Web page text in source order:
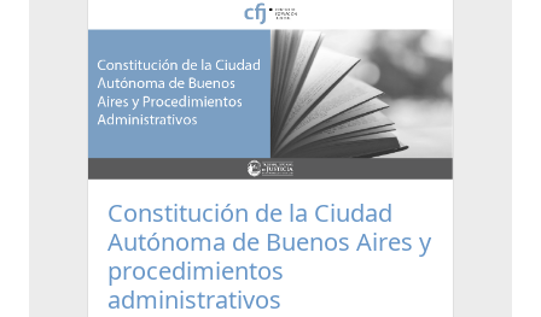
Constitución de la Ciudad
Autónoma de Buenos Aires y
procedimientos
administrativos